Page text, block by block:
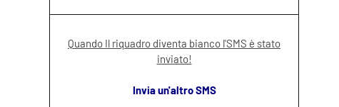
Quando Il riquadro diventa bianco l'SMS è stato
inviato!
Invia un'altro SMS